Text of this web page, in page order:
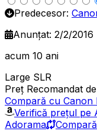
Predecesor:
Anunțat: 2/2/2016
acum 10 ani
Large SLR
Preț Recomandat
Compară cu Canon
Verifică prețul pe
Adorama